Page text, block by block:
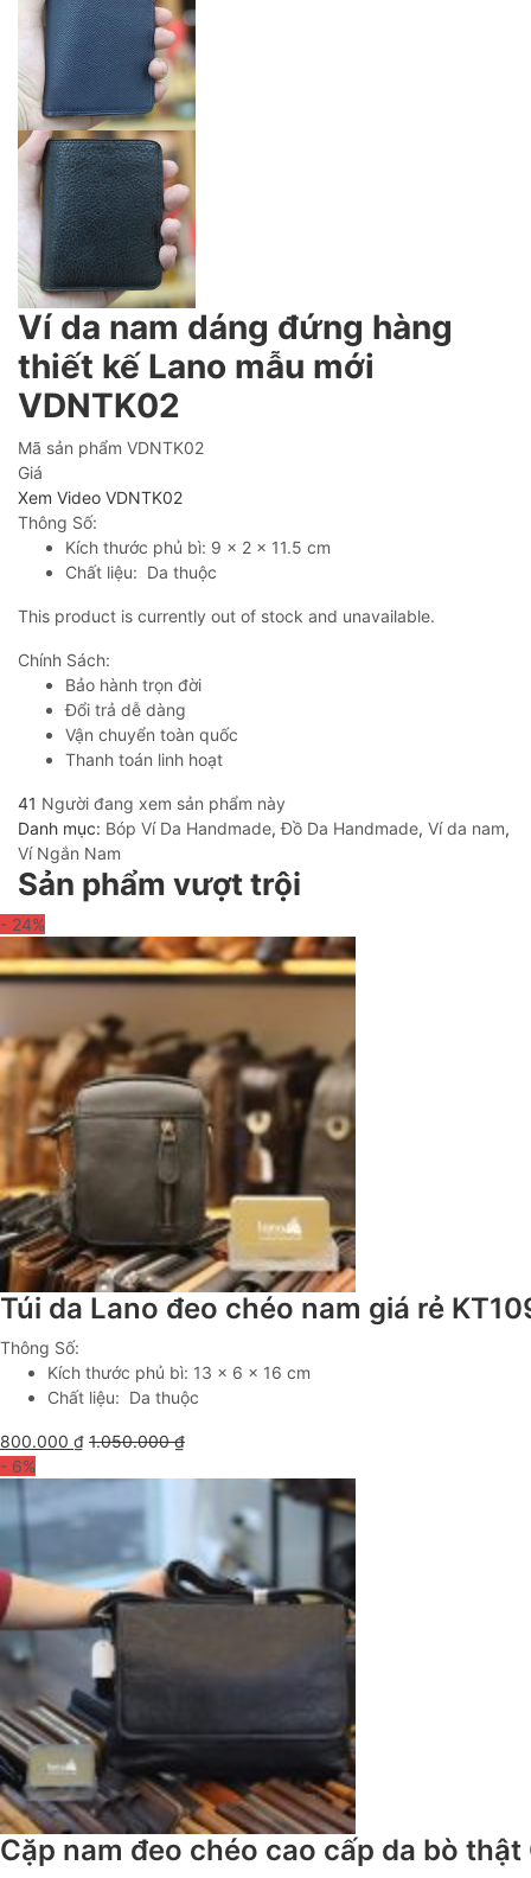
Ví da nam dáng đứng hàng
thiết kế Lano mẫu mới
VDNTK02
Mã sản phẩm VDNTK02
Giá
Xem Video VDNTK02
Thông Số:
Kích thước phủ bì: 9 x 2 x 11.5 cm
Chất liệu: Da thuộc
This product is currently out of stock and unavailable.
Chính Sách:
Bảo hành trọn đời
Đổi trả dễ dàng
Vận chuyển toàn quốc
Thanh toán linh hoạt
41 Người đang xem sản phẩm này
Danh mục: Bóp Ví Da Handmade,Đồ Da Handmade, Ví da nam,
Ví Ngắn Nam
Sản phẩm vượt trội
- 24%
Túi da Lano đeo chéo nam giá rẻ
Thông Số:
Kích thước phủ bì: 13 x 6 x 16 cm
Chất liệu: Da thuộc
800.000 ₫ 1.050.000₫
- 6%
Cặp nam đeo chéo cao cấp da bò thật